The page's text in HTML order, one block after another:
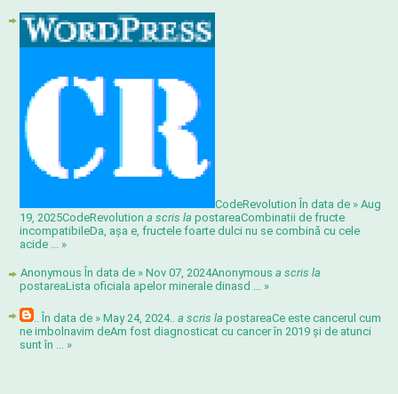
CodeRevolution În data de » Aug
19, 2025CodeRevolution a scris la postareaCombinatii de fructe
incompatibileDa, așa e, fructele foarte dulci nu se combină cu cele
acide ... »
Anonymous În data de » Nov 07, 2024Anonymous a scris la
postareaLista oficiala apelor minerale dinasd ... »
.. În data de » May 24, 2024.. a scris la postareaCe este cancerul cum
ne imbolnavim deAm fost diagnosticat cu cancer în 2019 și de atunci
sunt în ... »